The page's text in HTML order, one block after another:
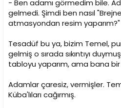
- Ben adamı görmedim bile.
gelmedi. Şimdi ben nasıl
atmasyondan resim yaparım?"
Tesadüf bu ya, bizim Temel,
gelmiş o sırada sıkıntıyı
tabloyu yaparım, ama bana bir
Adamlar çaresiz, vermişler.
Küba'lıları cağırmış.